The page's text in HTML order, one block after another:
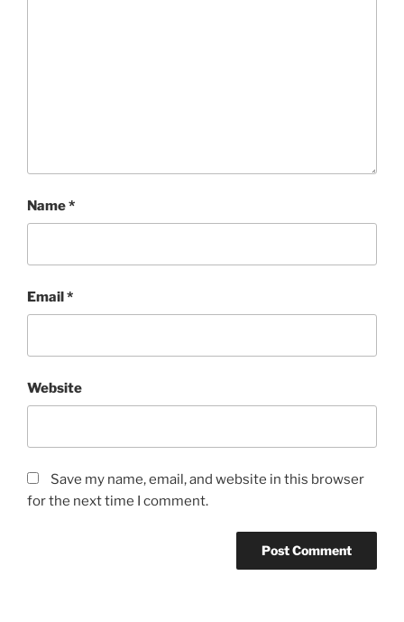
Name*
Email*
Website
Save my name, email, and website in this browser
for the next time I comment.